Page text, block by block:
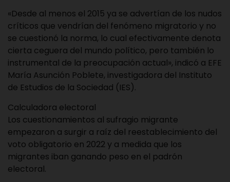
«Desde al menos el 2015 ya se advertían de los nudos
críticos que vendrían del fenómeno migratorio y no
se cuestionó la norma, lo cual efectivamente denota
cierta ceguera del mundo político, pero también lo
instrumental de la preocupación actual», indicó a EFE
María Asunción Poblete, investigadora del Instituto
de Estudios de la Sociedad (IES).
Calculadora electoral
Los cuestionamientos al sufragio migrante
empezaron a surgir a raíz del reestablecimiento del
voto obligatorio en 2022 y a medida que los
migrantes iban ganando peso en el padrón
electoral.